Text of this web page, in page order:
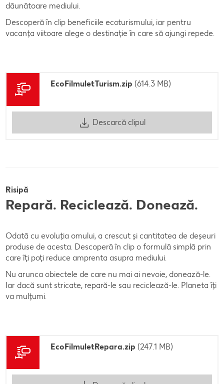
dăunătoare mediului.
Descoperă în clip beneficiile ecoturismului, iar pentru
vacanța viitoare alege o destinație în care să ajungi repede.
EcoFilmuletTurism.zip (614.3 MB)
Descarcă clipul
Risipă
Repară. Reciclează. Donează.
Odată cu evoluția omului, a crescut și cantitatea de deșeuri
produse de acesta. Descoperă în clip o formulă simplă prin
care îți poți reduce amprenta asupra mediului.
Nu arunca obiectele de care nu mai ai nevoie, donează-le.
Iar dacă sunt stricate, repară-le sau reciclează-le. Planeta îți
va mulțumi.
EcoFilmuletRepara.zip (247.1 MB)